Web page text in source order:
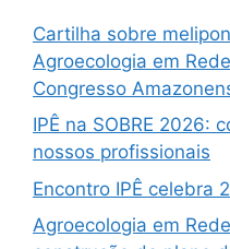
Cartilha sobre
Agroecologia em
Congresso
IPÊ na SOBRE 2026:
nossos profissionais
Encontro IPÊ celebra
Agroecologia em